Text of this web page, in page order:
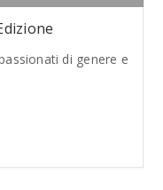
di genere e